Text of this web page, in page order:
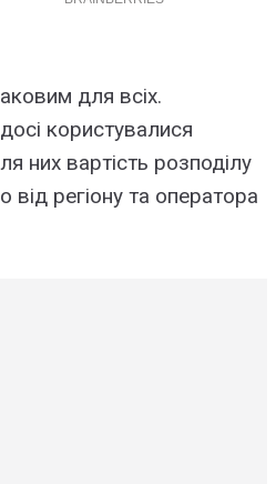
для вcіx.
коpиcтyвaлиcя
ниx вapтіcть pозподілy
peгіонy тa опepaтоpa